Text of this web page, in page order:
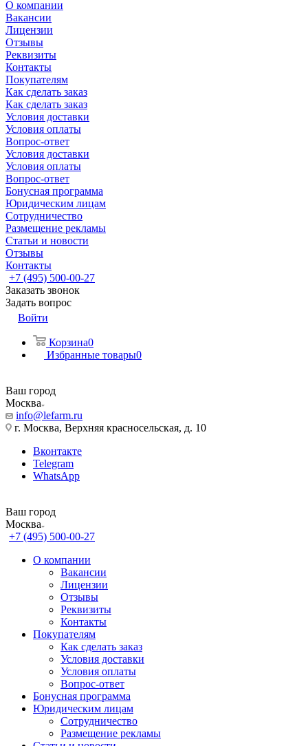
О компании
Вакансии
Лицензии
Отзывы
Реквизиты
Контакты
Покупателям
Как сделать заказ
Как сделать заказ
Условия доставки
Условия оплаты
Вопрос-ответ
Условия доставки
Условия оплаты
Вопрос-ответ
Бонусная программа
Юридическим лицам
Сотрудничество
Размещение рекламы
Статьи и новости
Отзывы
Контакты
+7 (495) 500-00-27
Заказать звонок
Задать вопрос
Войти
Корзина0
Избранные товары0
Ваш город
Москва
info@lefarm.ru
г. Москва, Верхняя красносельская, д. 10
Вконтакте
Telegram
WhatsApp
Ваш город
Москва
+7 (495) 500-00-27
О компании
Вакансии
Лицензии
Отзывы
Реквизиты
Контакты
Покупателям
Как сделать заказ
Условия доставки
Условия оплаты
Вопрос-ответ
Бонусная программа
Юридическим лицам
Сотрудничество
Размещение рекламы